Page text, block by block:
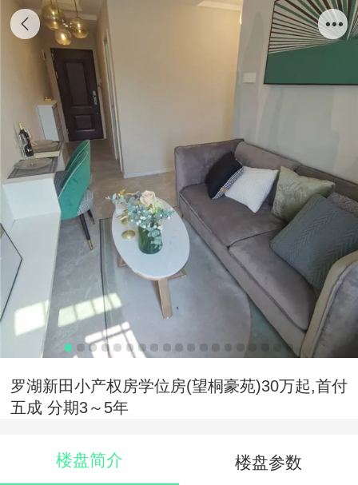
罗湖新田小产权房学位房(望桐豪苑)30万起,首付
五成 分期3～5年
楼盘简介 楼盘参数